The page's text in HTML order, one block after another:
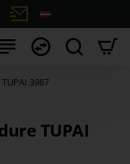
TUPAI
3987